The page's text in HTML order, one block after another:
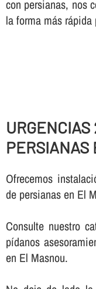
con persianas, nos
la forma más
PERSIANAS
Ofrecemos
de persianas en El
Consulte nuestro
pí­danos
en El Masnou.